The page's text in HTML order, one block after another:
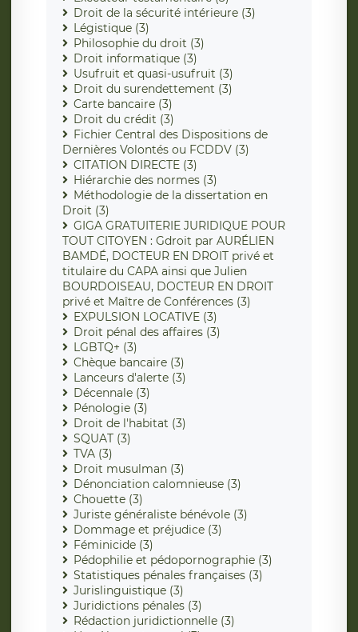
Droit de la sécurité intérieure (3)
Légistique (3)
Philosophie du droit (3)
Droit informatique (3)
Usufruit et quasi-usufruit (3)
Droit du surendettement (3)
Carte bancaire (3)
Droit du crédit (3)
Fichier Central des Dispositions de
Dernières Volontés ou FCDDV (3)
CITATION DIRECTE (3)
Hiérarchie des normes (3)
Méthodologie de la dissertation en
Droit (3)
GIGA GRATUITERIE JURIDIQUE POUR
TOUT CITOYEN : Gdroit par AURÉLIEN
BAMDÉ, DOCTEUR EN DROIT privé et
titulaire du CAPA ainsi que Julien
BOURDOISEAU, DOCTEUR EN DROIT
privé et Maître de Conférences (3)
EXPULSION LOCATIVE (3)
Droit pénal des affaires (3)
LGBTQ+ (3)
Chèque bancaire (3)
Lanceurs d'alerte (3)
Décennale (3)
Pénologie (3)
Droit de l'habitat (3)
SQUAT (3)
TVA (3)
Droit musulman (3)
Dénonciation calomnieuse (3)
Chouette (3)
Juriste généraliste bénévole (3)
Dommage et préjudice (3)
Féminicide (3)
Pédophilie et pédopornographie (3)
Statistiques pénales françaises (3)
Jurislinguistique (3)
Juridictions pénales (3)
Rédaction juridictionnelle (3)